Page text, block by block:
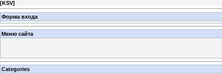
[KSV]
Форма входа
Меню сайта
Categories